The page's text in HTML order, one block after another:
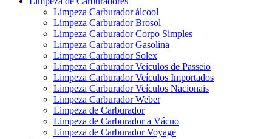
Limpeza Carburador álcool
Limpeza Carburador Brosol
Limpeza Carburador Corpo Simples
Limpeza Carburador Gasolina
Limpeza Carburador Solex
Limpeza Carburador Veículos de Passeio
Limpeza Carburador Veículos Importados
Limpeza Carburador Veículos Nacionais
Limpeza Carburador Weber
Limpeza de Carburador
Limpeza de Carburador a Vácuo
Limpeza de Carburador Voyage